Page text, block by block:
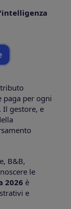
paga per ogni
Il gestore, e
B&B,
le
2026 è
e